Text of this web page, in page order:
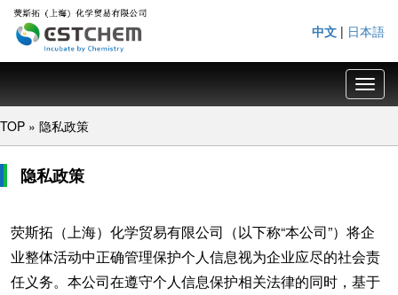
中文 | 日本語
TOP » 隐私政策
隐私政策
荧斯拓（上海）化学贸易有限公司（以下称“本公司”）将企
业整体活动中正确管理保护个人信息视为企业应尽的社会责
任义务。本公司在遵守个人信息保护相关法律的同时，基于